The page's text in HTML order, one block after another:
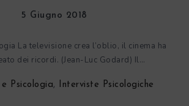
5 Giugno 2018
La televisione crea l’oblio, il cinema ha
dei ricordi. (Jean-Luc Godard) Il…
e Psicologia, Interviste Psicologiche